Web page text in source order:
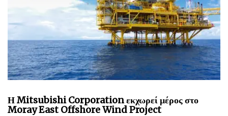
Η Mitsubishi Corporation εκχωρεί μέρος στο
Moray East Offshore Wind Project